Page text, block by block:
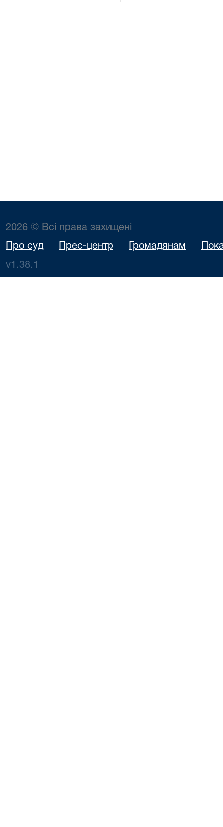
2026 © Всі права захищені
Про суд Прес-центр Громадянам
v1.38.1